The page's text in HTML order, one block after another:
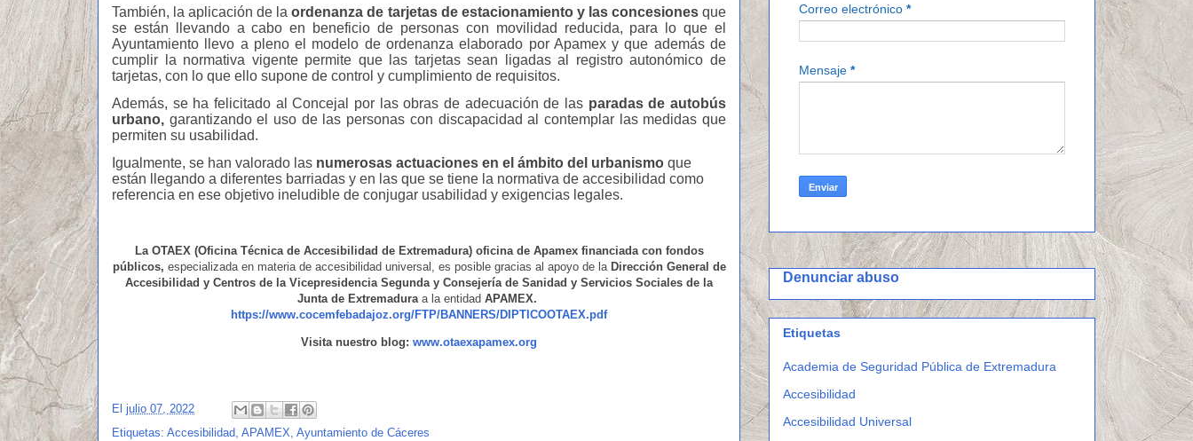
También, la aplicación de laordenanza de tarjetas de estacionamiento y las concesionesque
se están llevando a cabo en beneficio de personas con movilidad reducida, para lo que el
Ayuntamiento llevo a pleno el modelo de ordenanza elaborado por Apamex y que además de
cumplir la normativa vigente permite que las tarjetas sean ligadas al registro autonómico de
tarjetas, con lo que ello supone de control y cumplimiento de requisitos.
Además, se ha felicitado al Concejal por las obras de adecuación de las paradas de autobús
urbano, garantizando el uso de las personas con discapacidad al contemplar las medidas que
permiten su usabilidad.
Igualmente, se han valorado las numerosas actuaciones en el ámbito del urbanismo que
están llegando a diferentes barriadas y en las que se tiene la normativa de accesibilidad como
referencia en ese objetivo ineludible de conjugar usabilidad y exigencias legales.
La OTAEX (Oficina Técnica de Accesibilidad de Extremadura) oficina de Apamex financiada con fondos
públicos, especializada en materia de accesibilidad universal, es posible gracias al apoyo de la Dirección General de
Accesibilidad y Centros de la Vicepresidencia Segunda y Consejería de Sanidad y Servicios Sociales de la
Junta de Extremadura a la entidad APAMEX.
https://www.cocemfebadajoz.org/FTP/BANNERS/DIPTICOOTAEX.pdf
Visita nuestro blog: www.otaexapamex.org
El julio 07, 2022
Etiquetas: Accesibilidad APAMEX Ayuntamiento de Cáceres
Correo electrónico *
Mensaje *
Denunciar abuso
Etiquetas
Academia de Seguridad Pública de Extremadura
Accesibilidad
Accesibilidad Universal